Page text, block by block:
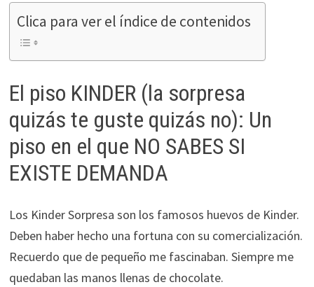
Clica para ver el índice de contenidos
El piso KINDER (la sorpresa
quizás te guste quizás no): Un
piso en el que NO SABES SI
EXISTE DEMANDA
Los Kinder Sorpresa son los famosos huevos de Kinder.
Deben haber hecho una fortuna con su comercialización.
Recuerdo que de pequeño me fascinaban. Siempre me
quedaban las manos llenas de chocolate.